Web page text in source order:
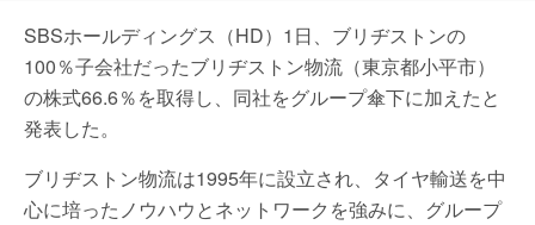
SBSホールディングス（HD）1日、ブリヂストンの
100％子会社だったブリヂストン物流（東京都小平市）
の株式66.6％を取得し、同社をグループ傘下に加えたと
発表した。
ブリヂストン物流は1995年に設立され、タイヤ輸送を中
心に培ったノウハウとネットワークを強みに、グループ